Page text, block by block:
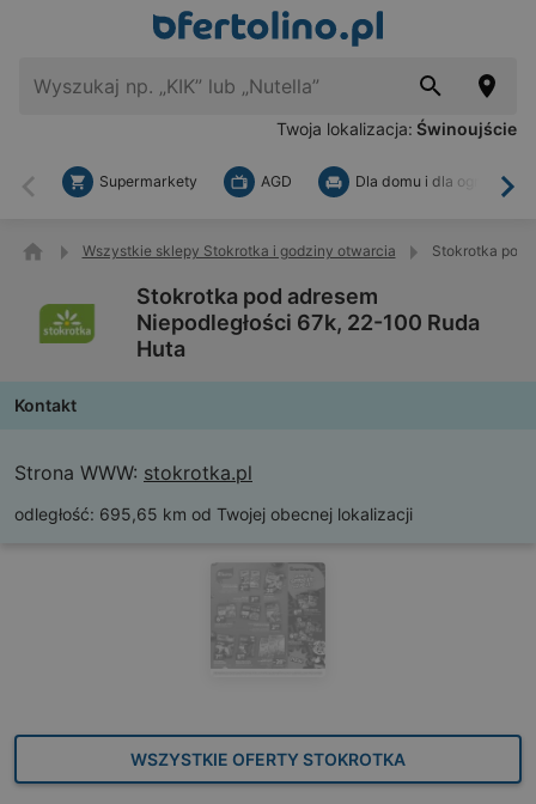
Twoja lokalizacja: Świnoujście
Wstecz
Supermarkety AGD Dla domu i dla ogrodu
Wszystkie sklepy Stokrotka i godziny otwarcia Stokrotka pod
Stokrotka pod adresem
Niepodległości 67k, 22-100 Ruda
Huta
Kontakt
Strona WWW: stokrotka.pl
odległość: 695,65 km od Twojej obecnej lokalizacji
WSZYSTKIE OFERTY STOKROTKA